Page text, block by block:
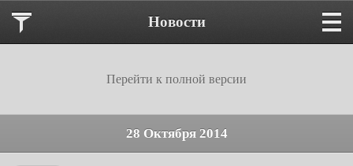
Новости
Перейти к полной версии
28 Октября 2014